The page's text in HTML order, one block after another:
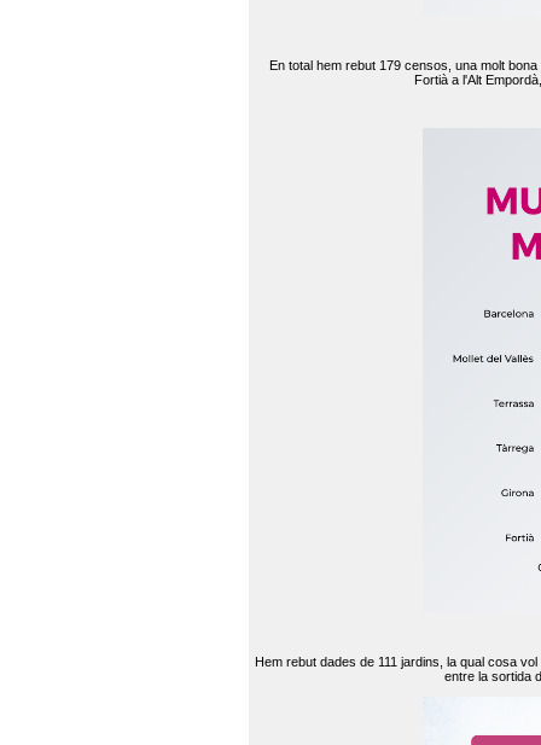
En total hem rebut 179 censos, una molt
Fortià a l'Alt
Hem rebut dades de 111 jardins, la qual cosa
entre la sortida